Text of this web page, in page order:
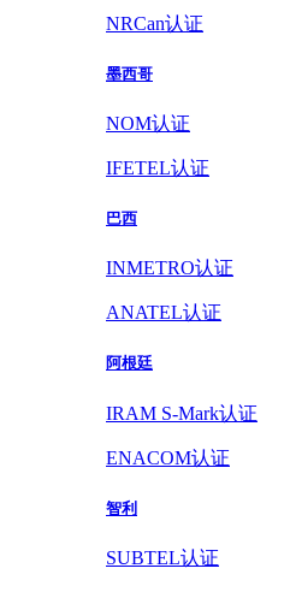
NRCan认证
墨西哥
NOM认证
IFETEL认证
巴西
INMETRO认证
ANATEL认证
阿根廷
IRAM S-Mark认证
ENACOM认证
智利
SUBTEL认证